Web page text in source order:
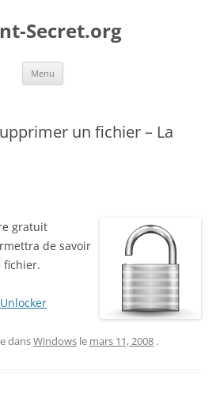
Secret.org
Menu
un fichier – La
gratuit
de savoir
fichier.
Unlocker
dansWindows le mars 11, 2008 .